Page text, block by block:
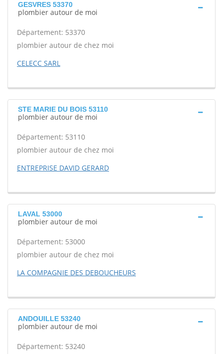
GESVRES 53370
plombier autour de moi
Département: 53370
plombier autour de chez moi
CELECC SARL
STE MARIE DU BOIS 53110
plombier autour de moi
Département: 53110
plombier autour de chez moi
ENTREPRISE DAVID GERARD
LAVAL 53000
plombier autour de moi
Département: 53000
plombier autour de chez moi
LA COMPAGNIE DES DEBOUCHEURS
ANDOUILLE 53240
plombier autour de moi
Département: 53240